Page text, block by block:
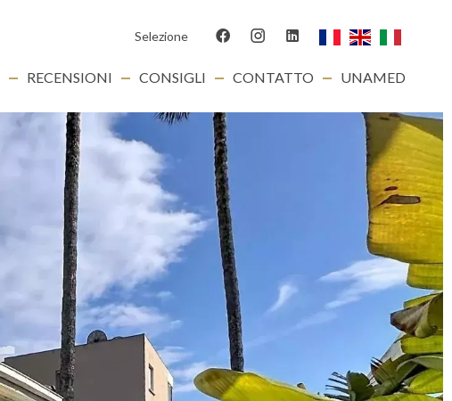
Selezione
RECENSIONI CONSIGLI CONTATTO UNAMED